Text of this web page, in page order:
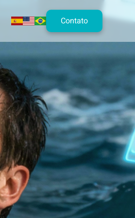
Contato